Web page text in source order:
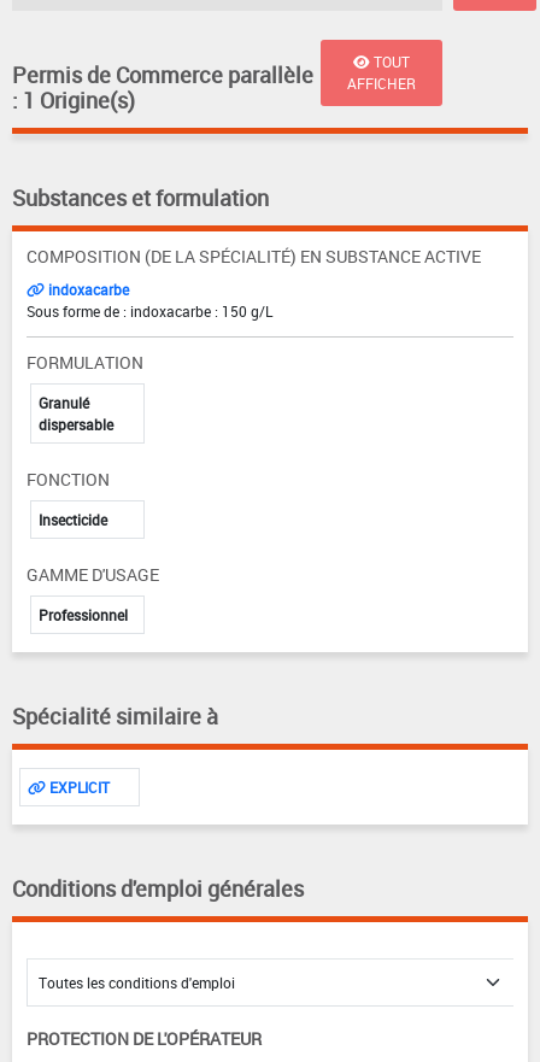
Permis de Commerce parallèle
: 1 Origine(s)
TOUT
AFFICHER
Substances et formulation
COMPOSITION (DE LA SPÉCIALITÉ) EN SUBSTANCE ACTIVE
indoxacarbe
Sous forme de : indoxacarbe : 150 g/L
FORMULATION
Granulé
dispersable
FONCTION
Insecticide
GAMME D'USAGE
Professionnel
Spécialité similaire à
EXPLICIT
Conditions d'emploi générales
PROTECTION DE L'OPÉRATEUR